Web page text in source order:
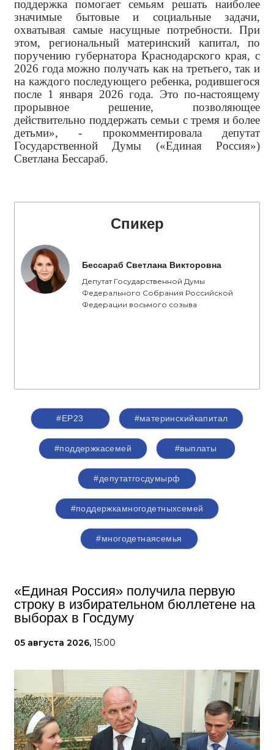
поддержка помогает семьям решать наиболее
значимые бытовые и социальные задачи,
охватывая самые насущные потребности. При
этом, региональный материнский капитал, по
поручению губернатора Краснодарского края, с
2026 года можно получать как на третьего, так и
на каждого последующего ребенка, родившегося
после 1 января 2026 года. Это по-настоящему
прорывное решение, позволяющее
действительно поддержать семьи с тремя и более
детьми», - прокомментировала депутат
Государственной Думы («Единая Россия»)
Светлана Бессараб.
Спикер
Бессараб Светлана Викторовна
Депутат Государственной Думы
Федерального Собрания Российской
Федерации восьмого созыва
#ЕР23 #материнскийкапитал
#поддержкасемей #выплаты
#депутатгосдумырф
#поддержкамногодетныхсемей
#многодетнаясемья
«Единая Россия» получила первую
строку в избирательном бюллетене на
выборах в Госдуму
05 августа 2026, 15:00